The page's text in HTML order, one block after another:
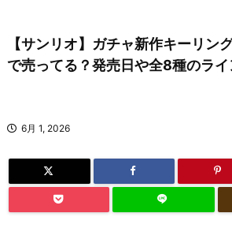
【サンリオ】ガチャ新作キーリン
で売ってる？発売日や全8種のラ
6月 1, 2026